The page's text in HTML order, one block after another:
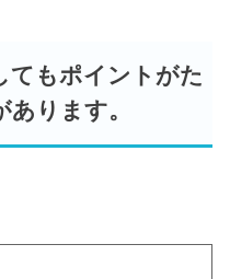
てもポイントがた
ります。